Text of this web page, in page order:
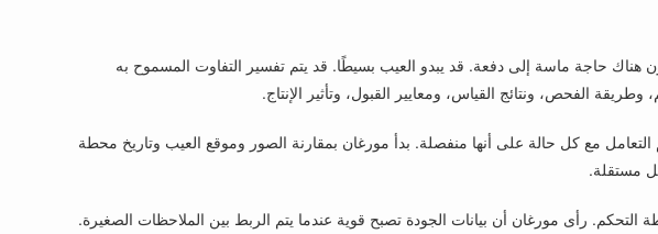
حاجة ماسة إلى دفعة. قد يبدو العيب بسيطًا. قد يتم تفسير التفاوت المسموح به
الفحص، ونتائج القياس، ومعايير القبول، وتأثير الإنتاج.
مع كل حالة على أنها منفصلة. بدأ مورغان بمقارنة الصور وموقع العيب وتاريخ محطة
مستقلة.
رأى مورغان أن بيانات الجودة تصبح قوية عندما يتم الربط بين الملاحظات الصغيرة.